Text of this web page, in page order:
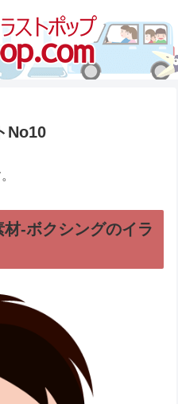
No10
-ボクシングのイラ